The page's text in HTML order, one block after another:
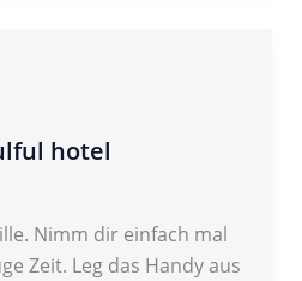
hotel
Nimm dir einfach mal
Zeit. Leg das Handy aus